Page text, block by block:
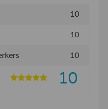
10
10
10
10